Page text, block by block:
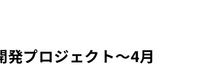
プロジェクト～4月